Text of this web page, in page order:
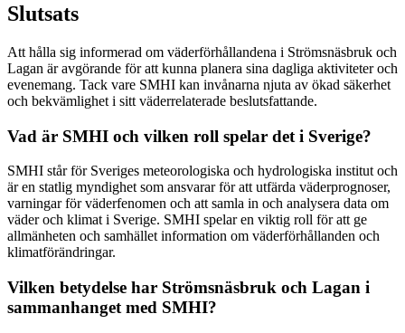
Slutsats
Att hålla sig informerad om väderförhållandena i Strömsnäsbruk och
Lagan är avgörande för att kunna planera sina dagliga aktiviteter och
evenemang. Tack vare SMHI kan invånarna njuta av ökad säkerhet
och bekvämlighet i sitt väderrelaterade beslutsfattande.
Vad är SMHI och vilken roll spelar det i Sverige?
SMHI står för Sveriges meteorologiska och hydrologiska institut och
är en statlig myndighet som ansvarar för att utfärda väderprognoser,
varningar för väderfenomen och att samla in och analysera data om
väder och klimat i Sverige. SMHI spelar en viktig roll för att ge
allmänheten och samhället information om väderförhållanden och
klimatförändringar.
Vilken betydelse har Strömsnäsbruk och Lagan i
sammanhanget med SMHI?